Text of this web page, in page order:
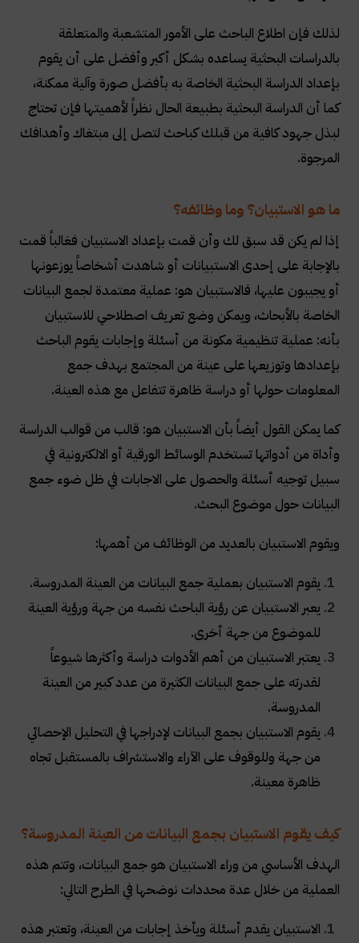
لذلك فإن اطلاع الباحث على الأمور المتشعبة والمتعلقة
بالدراسات البحثية يساعده بشكل أكبر وأفضل على أن يقوم
بإعداد الدراسة البحثية الخاصة به بأفضل صورة وآلية ممكنة،
كما أن الدراسة البحثية بطبيعة الحال نظراً لأهميتها فإن تحتاج
لبذل جهود كافية من قبلك كباحث لتصل إلى مبتغاك وأهدافك
المرجوة.
ما هو الاستبيان؟ وما وظائفه؟
إذا لم يكن قد سبق لك وأن قمت بإعداد الاستبيان فغالباً قمت
بالإجابة على إحدى الاستبيانات أو شاهدت أشخاصاً يوزعونها
أو يجيبون عليها، فالاستبيان هو: عملية معتمدة لجمع البيانات
الخاصة بالأبحاث، ويمكن وضع تعريف اصطلاحي للاستبيان
بأنه: عملية تنظيمية مكونة من أسئلة وإجابات يقوم الباحث
بإعدادها وتوزيعها على عينة من المجتمع بهدف جمع
المعلومات حولها أو دراسة ظاهرة تتفاعل مع هذه العينة.
كما يمكن القول أيضاً بأن الاستبيان هو: قالب من قوالب الدراسة
وأداة من أدواتها تستخدم الوسائط الورقية أو الالكترونية في
سبيل توجيه أسئلة والحصول على الاجابات في ظل ضوء جمع
البيانات حول موضوع البحث.
ويقوم الاستبيان بالعديد من الوظائف من أهمها:
يقوم الاستبيان بعملية جمع البيانات من العينة المدروسة.
يعبر الاستبيان عن رؤية الباحث نفسه من جهة ورؤية العينة
للموضوع من جهة أخرى.
يعتبر الاستبيان من أهم الأدوات دراسة وأكثرها شيوعاً
لقدرته على جمع البيانات الكثيرة من عدد كبير من العينة
المدروسة.
يقوم الاستبيان بجمع البيانات لإدراجها في التحليل الإحصائي
من جهة وللوقوف على الآراء والاستشراف بالمستقبل تجاه
ظاهرة معينة.
كيف يقوم الاستبيان بجمع البيانات من العينة المدروسة؟
الهدف الأساسي من وراء الاستبيان هو جمع البيانات، وتتم هذه
العملية من خلال عدة محددات نوضحها في الطرح التالي:
الاستبيان يقدم أسئلة ويأخذ إجابات من العينة، وتعتبر هذه